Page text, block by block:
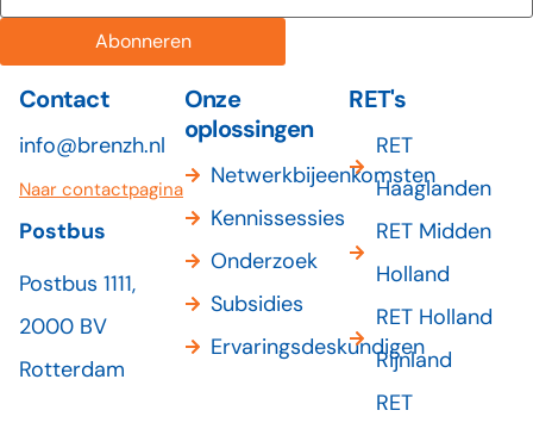
Abonneren
Contact
info@brenzh.nl
Naar contactpagina
Postbus
Postbus 1111,
2000 BV
Rotterdam
Onze
oplossingen
Netwerkbijeenkomsten
Kennissessies
Onderzoek
Subsidies
Ervaringsdeskundigen
RET's
RET
Haaglanden
RET Midden
Holland
RET Holland
Rijnland
RET